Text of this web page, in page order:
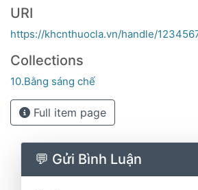
URI
https://khcnthuocla.vn/handle/
Collections
10.Bằng sáng chế
Full item page
💬 Gửi Bình Luận